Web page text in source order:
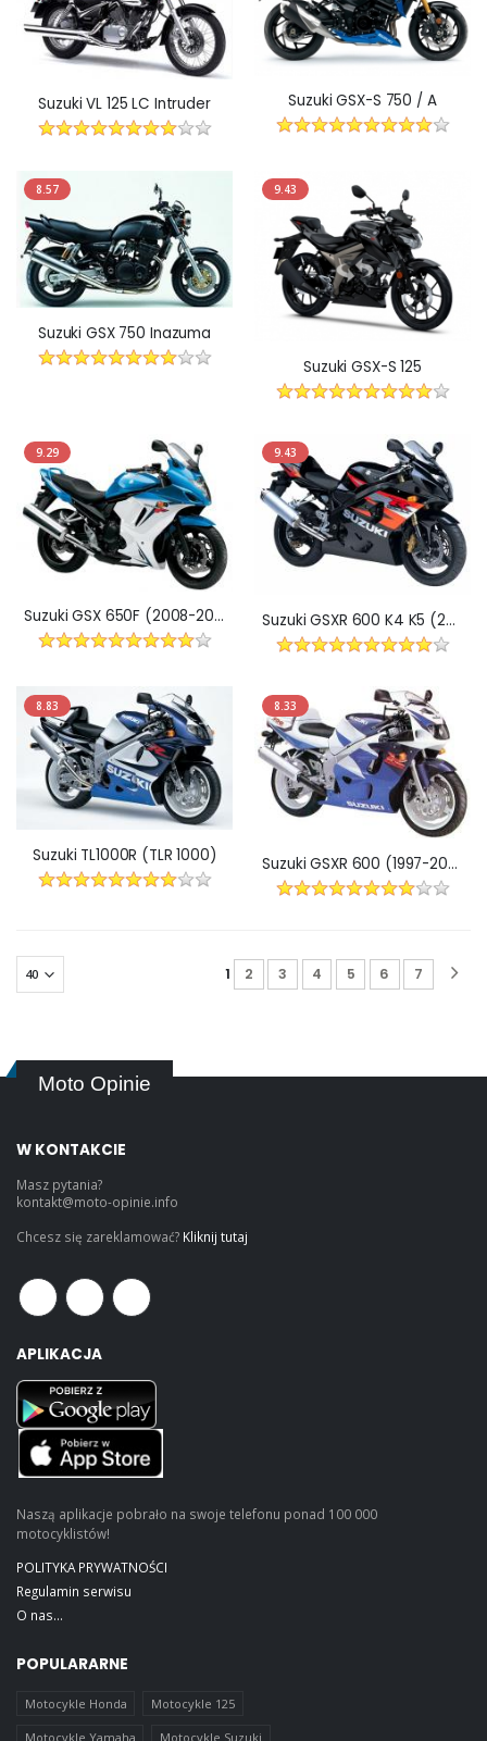
Suzuki VL 125 LC Intruder Suzuki GSX-S 750 / A
8.57
Suzuki GSX 750 Inazuma
9.43
Suzuki GSX-S 125
9.29
Suzuki GSX 650F (2008-2012)
9.43
Suzuki GSXR 600 K4 K5 (2004-2005)
8.83
Suzuki TL1000R (TLR 1000)
8.33
Suzuki GSXR 600 (1997-2000)
1 2 3 4 5 6 7
Moto Opinie
W KONTAKCIE
Masz pytania?
kontakt@moto-opinie.info
Chcesz się zareklamować? Kliknij tutaj
APLIKACJA
Naszą aplikacje pobrało na swoje telefonu ponad 100 000
motocyklistów!
POLITYKA PRYWATNOŚCI
Regulamin serwisu
O nas...
POPULARARNE
Motocykle Honda Motocykle 125
Motocykle Yamaha Motocykle Suzuki